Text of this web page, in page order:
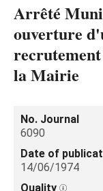
Arrêté
ouverture
la Mairie
No. Journal
6090
Date of
14/06/1974
Quality